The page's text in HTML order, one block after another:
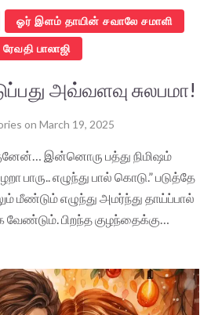
ஓர் இளம் தாயின் சவாலே சமாளி
ரேவதி பாலாஜி
அவ்வளவு சுலபமா!
on March 19, 2025
இன்னொரு பத்து நிமிஷம்
பாரு.. எழுந்து பால் கொடு.” படுத்தே
மீண்டும் எழுந்து அமர்ந்து தாய்ப்பால்
பிறந்த குழந்தைக்கு…